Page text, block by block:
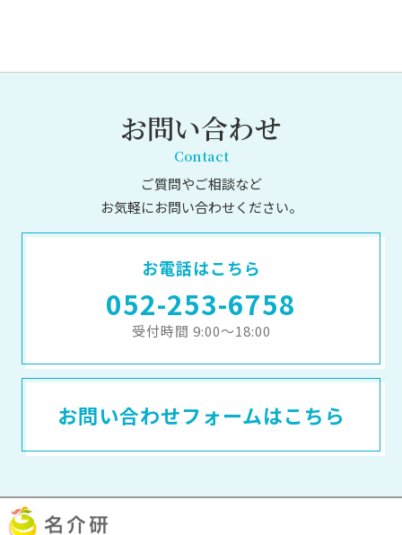
お問い合わせ
Contact
ご質問やご相談など
お気軽にお問い合わせください。
お電話はこちら
052-253-6758
受付時間 9:00～18:00
お問い合わせフォームはこちら